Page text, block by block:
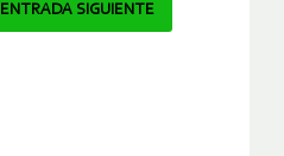
ENTRADA SIGUIENTE